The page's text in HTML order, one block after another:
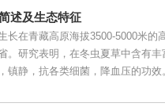
述及生态特征
长在青藏高原海拔3500-5000米的
。研究表明，在冬虫夏草中含有
镇静，抗各类细菌，降血压的功效